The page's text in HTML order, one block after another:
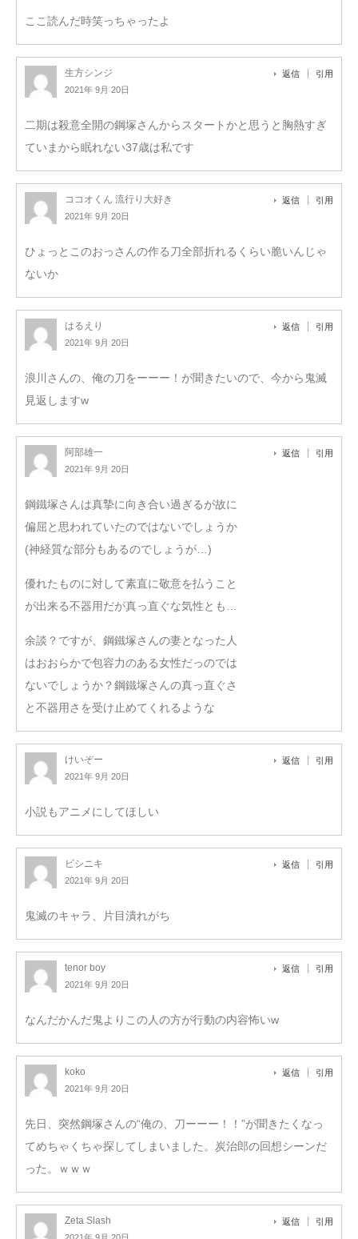
ここ読んだ時笑っちゃったよ
生方シンジ
2021年 9月 20日
返信 引用
二期は殺意全開の鋼塚さんからスタートかと思うと胸熱すぎ
ていまから眠れない37歳は私です
ココオくん 流行り大好き
2021年 9月 20日
返信 引用
ひょっとこのおっさんの作る刀全部折れるくらい脆いんじゃ
ないか
はるえり
2021年 9月 20日
返信 引用
浪川さんの、俺の刀をーーー！が聞きたいので、今から鬼滅
見返します‪w
阿部雄一
2021年 9月 20日
返信 引用
鋼鐵塚さんは真摯に向き合い過ぎるが故に
偏屈と思われていたのではないでしょうか
(神経質な部分もあるのでしょうが…)
優れたものに対して素直に敬意を払うこと
が出来る不器用だが真っ直ぐな気性とも…
余談？ですが、鋼鐵塚さんの妻となった人
はおおらかで包容力のある女性だっのでは
ないでしょうか？鋼鐵塚さんの真っ直ぐさ
と不器用さを受け止めてくれるような
けいぞー
2021年 9月 20日
返信 引用
小説もアニメにしてほしい
ビシニキ
2021年 9月 20日
返信 引用
鬼滅のキャラ、片目潰れがち
tenor boy
2021年 9月 20日
返信 引用
なんだかんだ鬼よりこの人の方が行動の内容怖いw
koko
2021年 9月 20日
返信 引用
先日、突然鋼塚さんの“俺の、刀ーーー！！”が聞きたくなっ
てめちゃくちゃ探してしまいました。炭治郎の回想シーンだ
った。ｗｗｗ
Zeta Slash 返信 引用